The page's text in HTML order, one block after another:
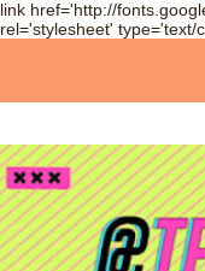
link href='http://
rel='stylesheet' type='text/